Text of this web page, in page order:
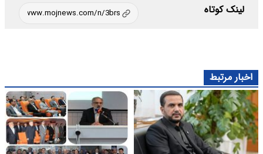
لینک کوتاه
اخبار مرتبط